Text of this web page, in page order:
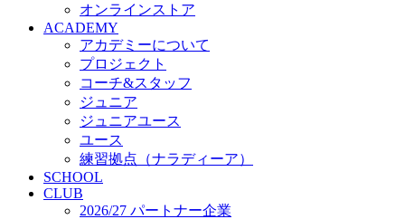
応援プロジェクト
オンラインストア
ACADEMY
アカデミーについて
プロジェクト
コーチ&スタッフ
ジュニア
ジュニアユース
ユース
練習拠点（ナラディーア）
SCHOOL
CLUB
2026/27 パートナー企業